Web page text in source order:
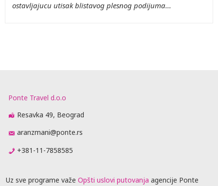
ostavljajucu utisak blistavog plesnog podijuma...
Ponte Travel d.o.o
Resavka 49, Beograd
aranzmani@ponte.rs
+381-11-7858585
Uz sve programe važe Opšti uslovi putovanja agencije Ponte